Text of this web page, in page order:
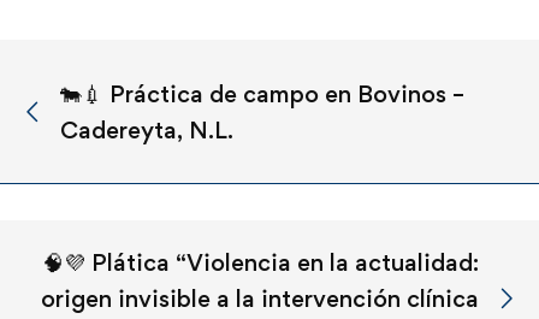
🐄💉 Práctica de campo en Bovinos –
Cadereyta, N.L.
🧠💜 Plática “Violencia en la actualidad:
origen invisible a la intervención clínica